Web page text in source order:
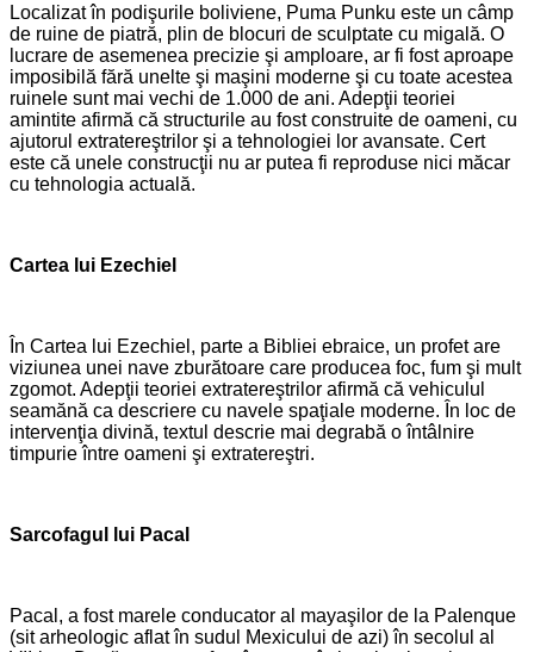
Localizat în podişurile boliviene, Puma Punku este un câmp
de ruine de piatră, plin de blocuri de sculptate cu migală. O
lucrare de asemenea precizie şi amploare, ar fi fost aproape
imposibilă fără unelte şi maşini moderne şi cu toate acestea
ruinele sunt mai vechi de 1.000 de ani. Adepţii teoriei
amintite afirmă că structurile au fost construite de oameni, cu
ajutorul extratereştrilor şi a tehnologiei lor avansate. Cert
este că unele construcţii nu ar putea fi reproduse nici măcar
cu tehnologia actuală.
Cartea lui Ezechiel
În Cartea lui Ezechiel, parte a Bibliei ebraice, un profet are
viziunea unei nave zburătoare care producea foc, fum şi mult
zgomot. Adepţii teoriei extratereştrilor afirmă că vehiculul
seamănă ca descriere cu navele spaţiale moderne. În loc de
intervenţia divină, textul descrie mai degrabă o întâlnire
timpurie între oameni şi extratereştri.
Sarcofagul lui Pacal
Pacal, a fost marele conducator al mayaşilor de la Palenque
(sit arheologic aflat în sudul Mexicului de azi) în secolul al